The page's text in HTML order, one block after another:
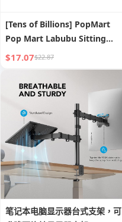
[Tens of Billions] PopMart
Pop Mart Labubu Sitting
Vinyl Face Plush Key Chain
Pendant Blind Box
$17.07$22.87
笔记本电脑显示器台式支架，可